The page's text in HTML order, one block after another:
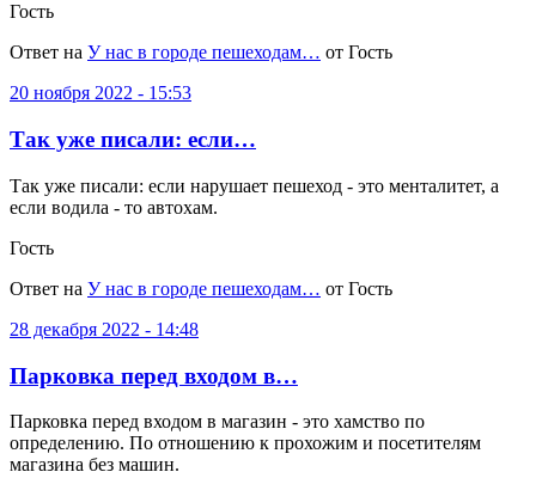
Гость
Ответ на У нас в городе пешеходам… от Гость
20 ноября 2022 - 15:53
Так уже писали: если…
Так уже писали: если нарушает пешеход - это менталитет, а
если водила - то автохам.
Гость
Ответ на У нас в городе пешеходам… от Гость
28 декабря 2022 - 14:48
Парковка перед входом в…
Парковка перед входом в магазин - это хамство по
определению. По отношению к прохожим и посетителям
магазина без машин.